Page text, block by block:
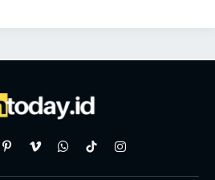
PinterestVimeoWhatsAppTikTokInstagram